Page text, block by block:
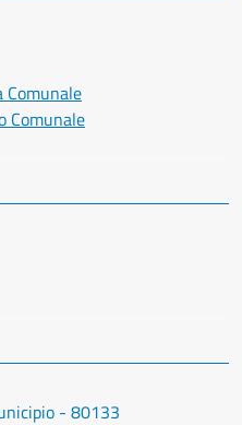
Comunale
Comunale
- 80133